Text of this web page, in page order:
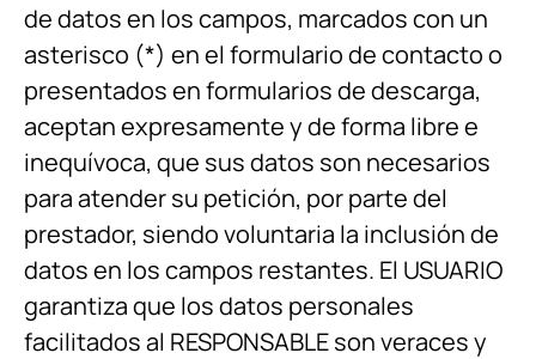
de datos en los campos, marcados con un
asterisco (*) en el formulario de contacto o
presentados en formularios de descarga,
aceptan expresamente y de forma libre e
inequívoca, que sus datos son necesarios
para atender su petición, por parte del
prestador, siendo voluntaria la inclusión de
datos en los campos restantes. El USUARIO
garantiza que los datos personales
facilitados al RESPONSABLE son veraces y